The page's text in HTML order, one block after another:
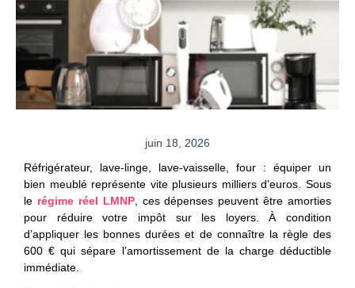
juin 18, 2026
Réfrigérateur, lave-linge, lave-vaisselle, four : équiper un
bien meublé représente vite plusieurs milliers d’euros. Sous
le régime réel LMNP, ces dépenses peuvent être amorties
pour réduire votre impôt sur les loyers. À condition
d’appliquer les bonnes durées et de connaître la règle des
600 € qui sépare l’amortissement de la charge déductible
immédiate.